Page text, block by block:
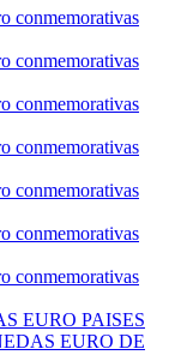
conmemorativas
conmemorativas
conmemorativas
conmemorativas
conmemorativas
conmemorativas
conmemorativas
EURO PAISES
EURO DE